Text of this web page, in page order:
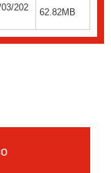
202
62.82MB